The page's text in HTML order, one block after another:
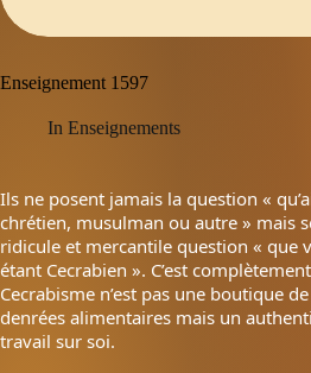
Enseignement 1597
In Enseignements
Ils ne posent jamais la question «
chrétien, musulman ou autre » mais
ridicule et mercantile question « que
étant Cecrabien ». C’est
Cecrabisme n’est pas une boutique
denrées alimentaires mais un
travail sur soi.